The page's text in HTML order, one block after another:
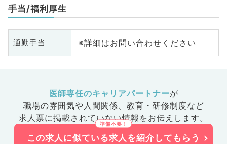
手当/福利厚生
通勤手当 ※詳細はお問い合わせください
医師専任のキャリアパートナーが
職場の雰囲気や人間関係、 教育・研修制度など
求人票に掲載されていない情報をお伝えします。
この求人に似ている求人を紹介してもらう